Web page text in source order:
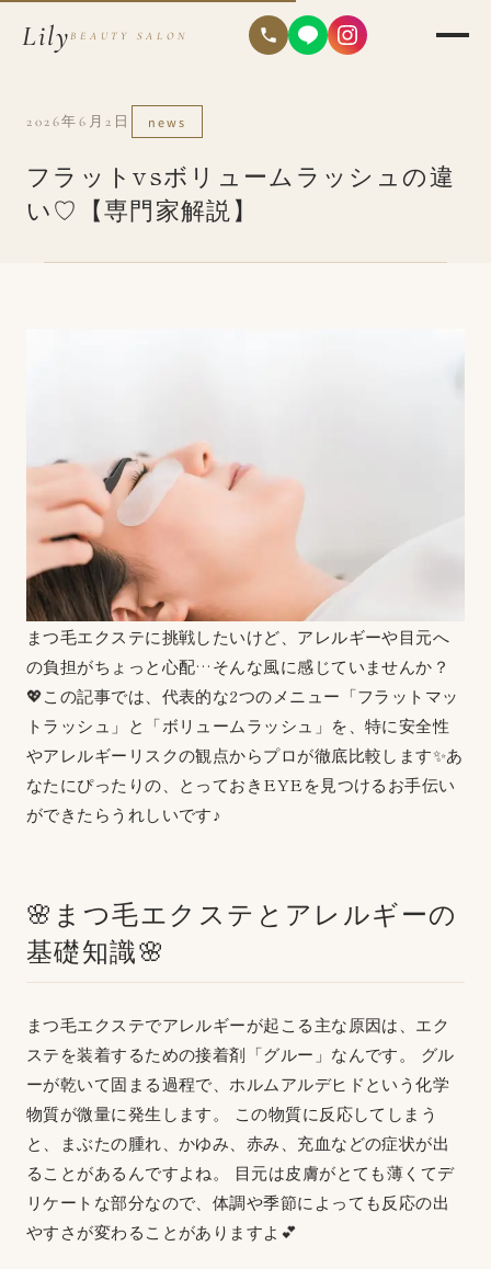
LilyBEAUTY SALON
2026年6月2日 news
フラットvsボリュームラッシュの違
い♡【専門家解説】
まつ毛エクステに挑戦したいけど、アレルギーや目元へ
の負担がちょっと心配…そんな風に感じていませんか？
💖この記事では、代表的な2つのメニュー「フラットマッ
トラッシュ」と「ボリュームラッシュ」を、特に安全性
やアレルギーリスクの観点からプロが徹底比較します✨あ
なたにぴったりの、とっておきEYEを見つけるお手伝い
ができたらうれしいです♪
🌸まつ毛エクステとアレルギーの
基礎知識🌸
まつ毛エクステでアレルギーが起こる主な原因は、エク
ステを装着するための接着剤「グルー」なんです。 グル
ーが乾いて固まる過程で、ホルムアルデヒドという化学
物質が微量に発生します。 この物質に反応してしまう
と、まぶたの腫れ、かゆみ、赤み、充血などの症状が出
ることがあるんですよね。 目元は皮膚がとても薄くてデ
リケートな部分なので、体調や季節によっても反応の出
やすさが変わることがありますよ💕